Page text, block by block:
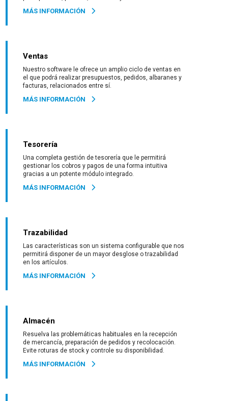
MÁS INFORMACIÓN
Ventas
Nuestro software le ofrece un amplio ciclo de ventas en
el que podrá realizar presupuestos, pedidos, albaranes y
facturas, relacionados entre sí.
MÁS INFORMACIÓN
Tesorería
Una completa gestión de tesorería que le permitirá
gestionar los cobros y pagos de una forma intuitiva
gracias a un potente módulo integrado.
MÁS INFORMACIÓN
Trazabilidad
Las características son un sistema configurable que nos
permitirá disponer de un mayor desglose o trazabilidad
en los artículos.
MÁS INFORMACIÓN
Almacén
Resuelva las problemáticas habituales en la recepción
de mercancía, preparación de pedidos y recolocación.
Evite roturas de stock y controle su disponibilidad.
MÁS INFORMACIÓN